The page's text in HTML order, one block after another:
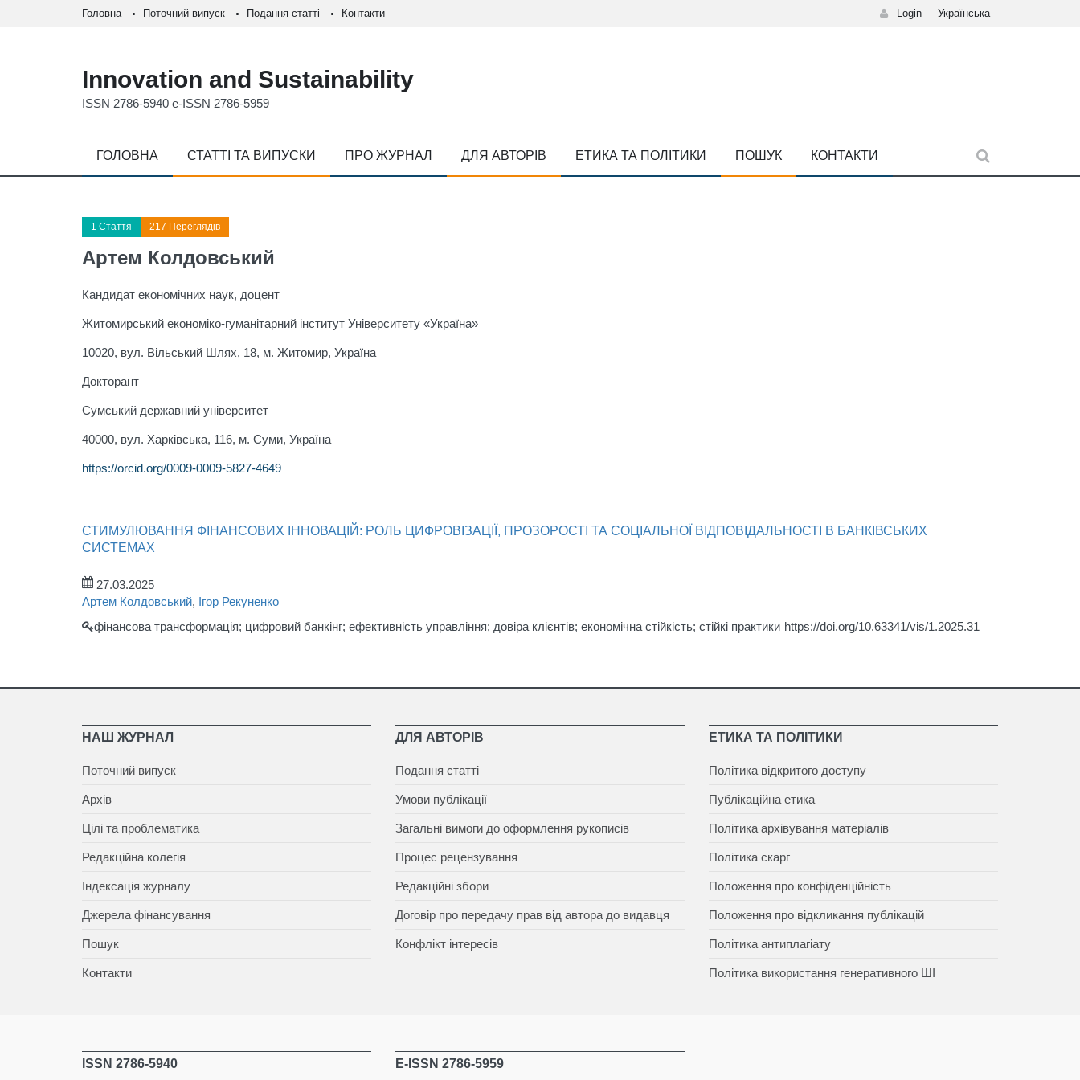
Головна Поточний випуск Подання статті Контакти Login Українська
Innovation and Sustainability
ISSN 2786-5940 e-ISSN 2786-5959
ГОЛОВНА СТАТТІ ТА ВИПУСКИ ПРО ЖУРНАЛ ДЛЯ АВТОРІВ ЕТИКА ТА ПОЛІТИКИ ПОШУК КОНТАКТИ
1 Стаття 217 Переглядів
Артем Колдовський
Кандидат економічних наук, доцент
Житомирський економіко-гуманітарний інститут Університету «Україна»
10020, вул. Вільський Шлях, 18, м. Житомир, Україна
Докторант
Сумський державний університет
40000, вул. Харківська, 116, м. Суми, Україна
https://orcid.org/0009-0009-5827-4649
СТИМУЛЮВАННЯ ФІНАНСОВИХ ІННОВАЦІЙ: РОЛЬ ЦИФРОВІЗАЦІЇ, ПРОЗОРОСТІ ТА СОЦІАЛЬНОЇ ВІДПОВІДАЛЬНОСТІ В БАНКІВСЬКИХ
СИСТЕМАХ
27.03.2025
Артем Колдовський, Ігор Рекуненко
фінансова трансформація; цифровий банкінг; ефективність управління; довіра клієнтів; економічна стійкість; стійкі практики https://doi.org/10.63341/vis/1.2025.31
НАШ ЖУРНАЛ
Поточний випуск
Архів
Цілі та проблематика
Редакційна колегія
Індексація журналу
Джерела фінансування
Пошук
Контакти
ДЛЯ АВТОРІВ
Подання статті
Умови публікації
Загальні вимоги до оформлення рукописів
Процес рецензування
Редакційні збори
Договір про передачу прав від автора до видавця
Конфлікт інтересів
ЕТИКА ТА ПОЛІТИКИ
Політика відкритого доступу
Публікаційна етика
Політика архівування матеріалів
Політика скарг
Положення про конфіденційність
Положення про відкликання публікацій
Політика антиплагіату
Політика використання генеративного ШІ
ISSN 2786-5940 E-ISSN 2786-5959